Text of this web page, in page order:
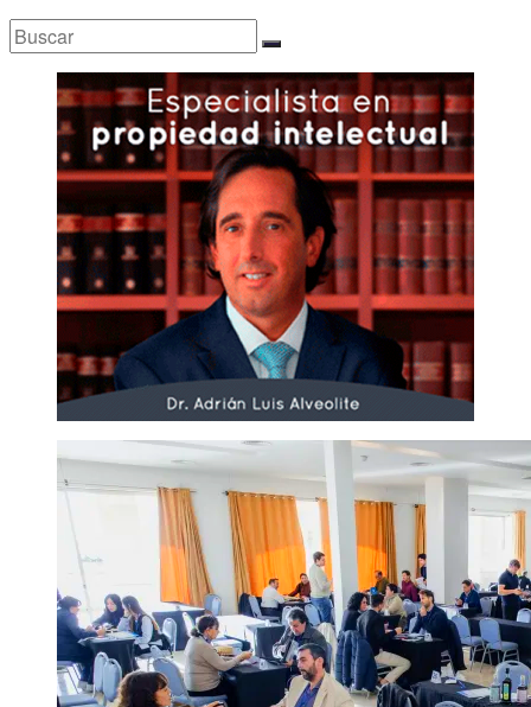
Buscar